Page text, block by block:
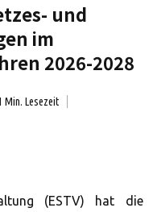
und
im
2026-2028
Min. Lesezeit
(ESTV) hat die